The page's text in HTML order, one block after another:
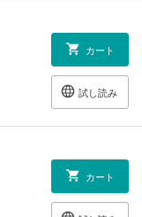
カート
試し読み
カート